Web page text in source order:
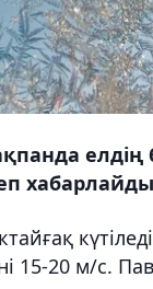
елдің
15-20 м/с.